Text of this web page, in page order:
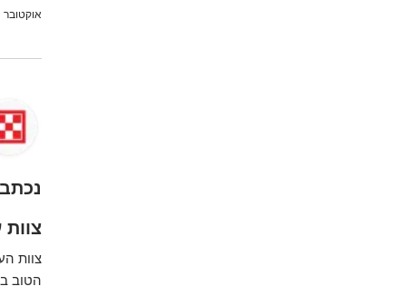
אוקטובר 29, 2024
צוות
צוות
הטוב